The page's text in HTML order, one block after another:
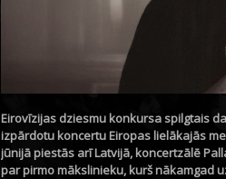
Eirovīzijas dziesmu konkursa spilgtais
izpārdotu koncertu Eiropas lielākajās
jūnijā piestās arī Latvijā, koncertzālē
par pirmo mākslinieku, kurš nākamgad